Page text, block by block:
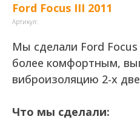
Ford Focus III 2011
Артикул:
Мы сделали Ford
более комфортным,
виброизоляцию 2-х
Что мы сделали: